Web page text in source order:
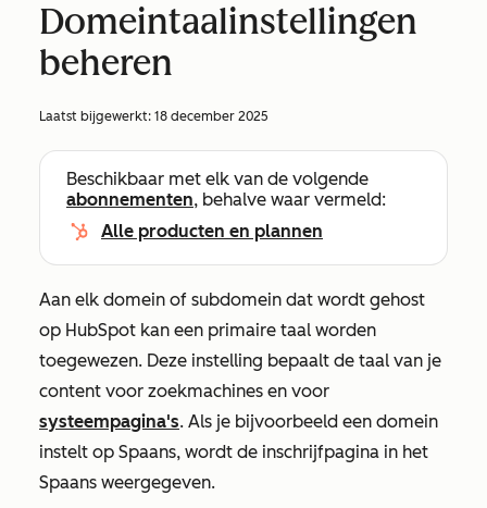
Domeintaalinstellingen
beheren
Laatst bijgewerkt: 18 december 2025
Beschikbaar met elk van de volgende
abonnementen, behalve waar vermeld:
Alle producten en plannen
Aan elk domein of subdomein dat wordt gehost
op HubSpot kan een primaire taal worden
toegewezen. Deze instelling bepaalt de taal van je
content voor zoekmachines en voor
systeempagina's. Als je bijvoorbeeld een domein
instelt op Spaans, wordt de inschrijfpagina in het
Spaans weergegeven.